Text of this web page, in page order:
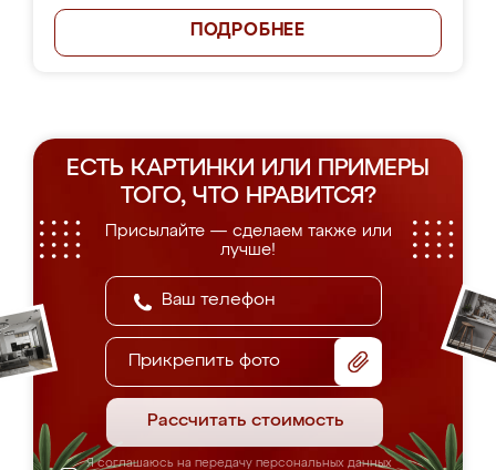
ПОДРОБНЕЕ
ЕСТЬ КАРТИНКИ ИЛИ ПРИМЕРЫ
ТОГО, ЧТО НРАВИТСЯ?
Присылайте — сделаем также или
лучше!
Прикрепить фото
Рассчитать стоимость
Я соглашаюсь на передачу персональных данных